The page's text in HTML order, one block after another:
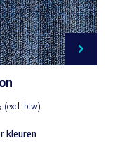
(excl. btw)
kleuren